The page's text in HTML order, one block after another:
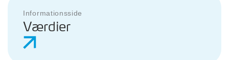
Informationsside
Værdier